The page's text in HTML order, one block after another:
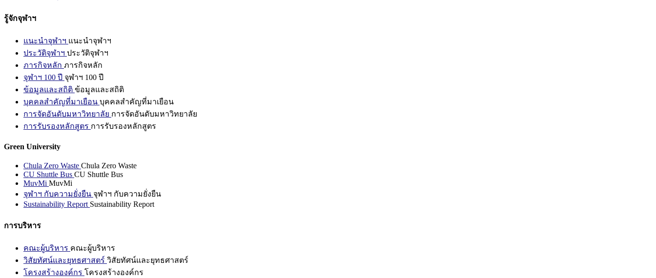
รู้จักจุฬาฯ
แนะนำจุฬาฯ แนะนำจุฬาฯ
ประวัติจุฬาฯ ประวัติจุฬาฯ
ภารกิจหลัก ภารกิจหลัก
จุฬาฯ 100 ปี จุฬาฯ 100 ปี
ข้อมูลและสถิติ ข้อมูลและสถิติ
บุคคลสำคัญที่มาเยือน บุคคลสำคัญที่มาเยือน
การจัดอันดับมหาวิทยาลัย การจัดอันดับมหาวิทยาลัย
การรับรองหลักสูตร การรับรองหลักสูตร
Green University
Chula Zero Waste Chula Zero Waste
CU Shuttle Bus CU Shuttle Bus
MuvMi MuvMi
จุฬาฯ กับความยั่งยืน จุฬาฯ กับความยั่งยืน
Sustainability Report Sustainability Report
การบริหาร
คณะผู้บริหาร คณะผู้บริหาร
วิสัยทัศน์และยุทธศาสตร์ วิสัยทัศน์และยุทธศาสตร์
โครงสร้างองค์กร โครงสร้างองค์กร